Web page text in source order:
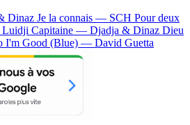
Dinaz Je la connais — SCH Pour deux
Luidji Capitaine — Djadja & Dinaz Dieu
I'm Good (Blue) — David Guetta